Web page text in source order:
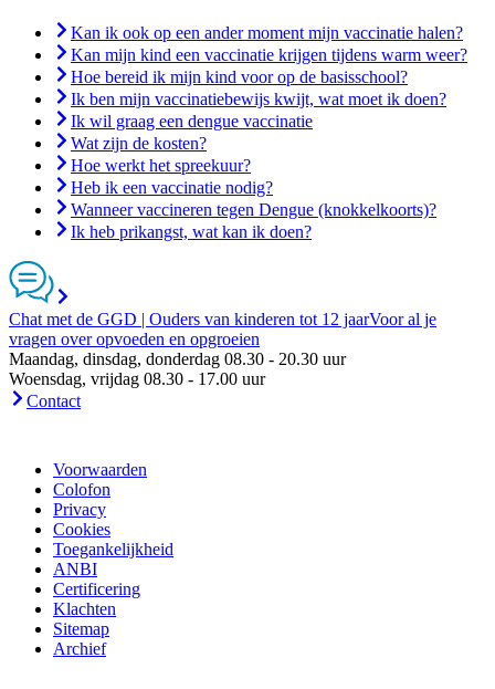
Kan ik ook op een ander moment mijn vaccinatie halen?
Kan mijn kind een vaccinatie krijgen tijdens warm weer?
Hoe bereid ik mijn kind voor op de basisschool?
Ik ben mijn vaccinatiebewijs kwijt, wat moet ik doen?
Ik wil graag een dengue vaccinatie
Wat zijn de kosten?
Hoe werkt het spreekuur?
Heb ik een vaccinatie nodig?
Wanneer vaccineren tegen Dengue (knokkelkoorts)?
Ik heb prikangst, wat kan ik doen?
Chat met de GGD | Ouders van kinderen tot 12 jaarVoor al je
vragen over opvoeden en opgroeien
Maandag, dinsdag, donderdag 08.30 - 20.30 uur
Woensdag, vrijdag 08.30 - 17.00 uur
Contact
Voorwaarden
Colofon
Privacy
Cookies
Toegankelijkheid
ANBI
Certificering
Klachten
Sitemap
Archief